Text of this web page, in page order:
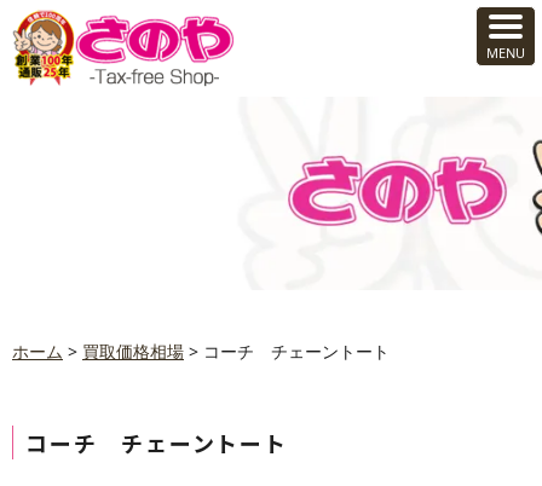
ホーム > 買取価格相場 > コーチ チェーントート
コーチ チェーントート